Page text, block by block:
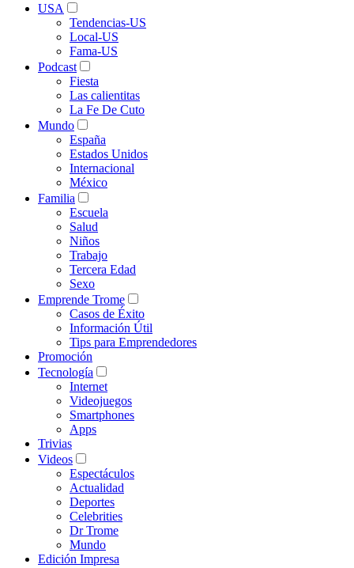
USA
Tendencias-US
Local-US
Fama-US
Podcast
Fiesta
Las calientitas
La Fe De Cuto
Mundo
España
Estados Unidos
Internacional
México
Familia
Escuela
Salud
Niños
Trabajo
Tercera Edad
Sexo
Emprende Trome
Casos de Éxito
Información Útil
Tips para Emprendedores
Promoción
Tecnología
Internet
Videojuegos
Smartphones
Apps
Trivias
Videos
Espectáculos
Actualidad
Deportes
Celebrities
Dr Trome
Mundo
Edición Impresa